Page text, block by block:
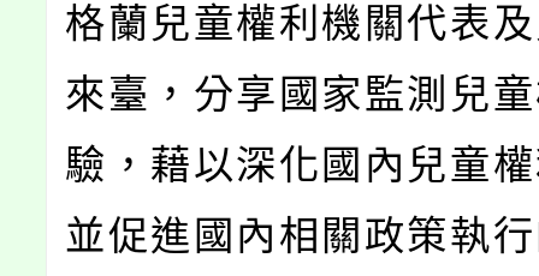
格蘭兒童權利機關代表
來臺，分享國家監測兒
驗，藉以深化國內兒童
並促進國內相關政策執